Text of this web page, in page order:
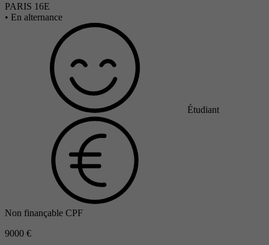
PARIS 16E
• En alternance
Étudiant
Non finançable CPF
9000 €